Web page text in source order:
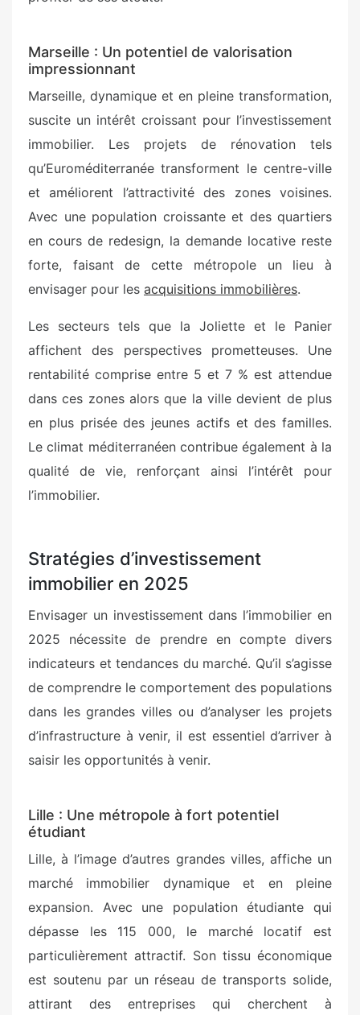
Marseille : Un potentiel de valorisation
impressionnant
Marseille, dynamique et en pleine transformation,
suscite un intérêt croissant pour l’investissement
immobilier. Les projets de rénovation tels
qu’Euroméditerranée transforment le centre-ville
et améliorent l’attractivité des zones voisines.
Avec une population croissante et des quartiers
en cours de redesign, la demande locative reste
forte, faisant de cette métropole un lieu à
envisager pour les acquisitions immobilières.
Les secteurs tels que la Joliette et le Panier
affichent des perspectives prometteuses. Une
rentabilité comprise entre 5 et 7 % est attendue
dans ces zones alors que la ville devient de plus
en plus prisée des jeunes actifs et des familles.
Le climat méditerranéen contribue également à la
qualité de vie, renforçant ainsi l’intérêt pour
l’immobilier.
Stratégies d’investissement
immobilier en 2025
Envisager un investissement dans l’immobilier en
2025 nécessite de prendre en compte divers
indicateurs et tendances du marché. Qu’il s’agisse
de comprendre le comportement des populations
dans les grandes villes ou d’analyser les projets
d’infrastructure à venir, il est essentiel d’arriver à
saisir les opportunités à venir.
Lille : Une métropole à fort potentiel
étudiant
Lille, à l’image d’autres grandes villes, affiche un
marché immobilier dynamique et en pleine
expansion. Avec une population étudiante qui
dépasse les 115 000, le marché locatif est
particulièrement attractif. Son tissu économique
est soutenu par un réseau de transports solide,
attirant des entreprises qui cherchent à